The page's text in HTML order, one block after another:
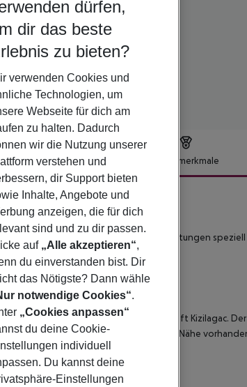
Hotelbeschreibung Hotelmerkmale
5
2008 eröffnet. Es bietet viele Einrichtungen
breiten Sand-/Kiesstrand der Ortschaft Kizilagac.
Minibus-Verbindungen sind in der Nähe
dürfen,
dir das beste
zu bieten?
verwenden Cookies und
Technologien, um
Webseite für dich am
zu halten. Dadurch
wir die Nutzung unserer
verstehen und
dir Support bieten
Inhalte, Angebote und
anzeigen, die für dich
sind und zu dir passen.
auf „Alle akzeptieren“,
du einverstanden bist. Dir
das Nötigste? Dann wähle
notwendige Cookies“.
„Cookies anpassen“
du deine Cookie-
individuell
Du kannst deine
Einstellungen